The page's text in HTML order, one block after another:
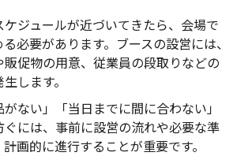
ジュールが近づいてきたら、会場で
必要があります。ブースの設営には、
促物の用意、従業員の段取りなどの
します。
がない」「当日までに間に合わない」
には、事前に設営の流れや必要な準
画的に進行することが重要です。